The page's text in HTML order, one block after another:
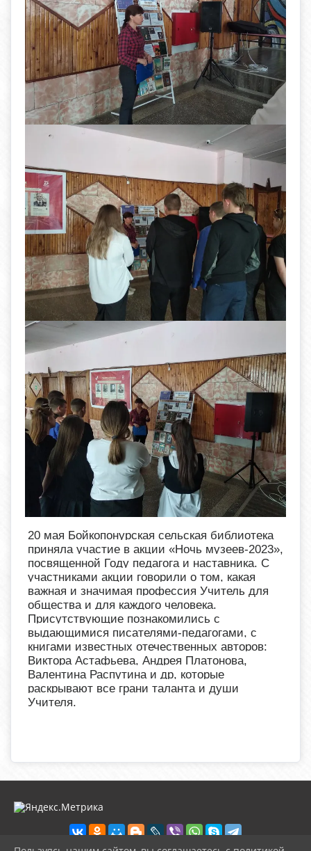
20 мая Бойкопонурская сельская библиотека
приняла участие в акции «Ночь музеев-2023»,
посвященной Году педагога и наставника. С
участниками акции говорили о том, какая
важная и значимая профессия Учитель для
общества и для каждого человека.
Присутствующие познакомились с
выдающимися писателями-педагогами, с
книгами известных отечественных авторов:
Виктора Астафьева, Андрея Платонова,
Валентина Распутина и др, которые
раскрывают все грани таланта и души
Учителя.